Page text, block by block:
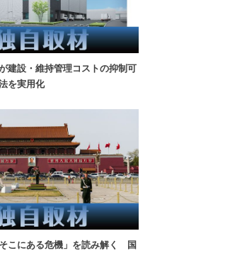
建設・維持管理コストの抑制可
を実用化
そこにある危機」を読み解く 国